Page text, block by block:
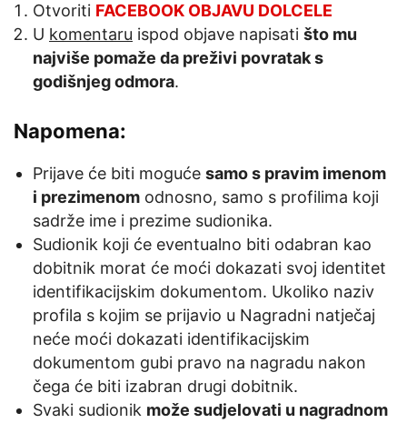
Otvoriti FACEBOOK OBJAVU DOLCELE
U komentaru ispod objave napisati što mu
najviše pomaže da preživi povratak s
godišnjeg odmora.
Napomena:
Prijave će biti moguće samo s pravim imenom
i prezimenom odnosno, samo s profilima koji
sadrže ime i prezime sudionika.
Sudionik koji će eventualno biti odabran kao
dobitnik morat će moći dokazati svoj identitet
identifikacijskim dokumentom. Ukoliko naziv
profila s kojim se prijavio u Nagradni natječaj
neće moći dokazati identifikacijskim
dokumentom gubi pravo na nagradu nakon
čega će biti izabran drugi dobitnik.
Svaki sudionik može sudjelovati u nagradnom